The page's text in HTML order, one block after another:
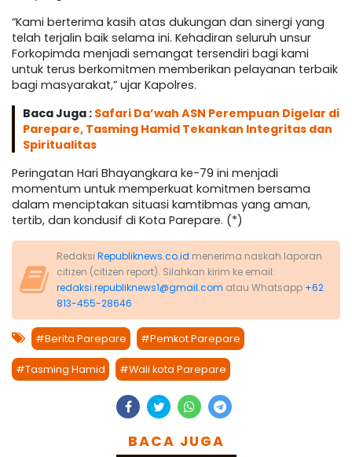
“Kami berterima kasih atas dukungan dan sinergi yang
telah terjalin baik selama ini. Kehadiran seluruh unsur
Forkopimda menjadi semangat tersendiri bagi kami
untuk terus berkomitmen memberikan pelayanan terbaik
bagi masyarakat,” ujar Kapolres.
Baca Juga : Safari Da’wah ASN Perempuan Digelar di
Parepare, Tasming Hamid Tekankan Integritas dan
Spiritualitas
Peringatan Hari Bhayangkara ke-79 ini menjadi
momentum untuk memperkuat komitmen bersama
dalam menciptakan situasi kamtibmas yang aman,
tertib, dan kondusif di Kota Parepare. (*)
Redaksi Republiknews.co.id menerima naskah laporan
citizen (citizen report). Silahkan kirim ke email:
redaksi.republiknews1@gmail.com atau Whatsapp +62
813-455-28646
#Berita Parepare #Pemkot Parepare
#Tasming Hamid #Wali kota Parepare
BACA JUGA